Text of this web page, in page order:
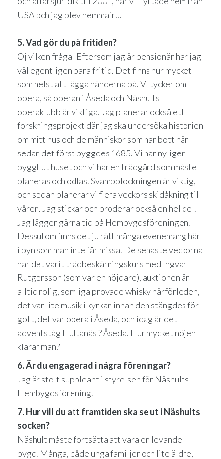
USA och jag blev hemmafru.
5. Vad gör du på fritiden?
Oj vilken fråga! Eftersom jag är pensionär har jag
väl egentligen bara fritid. Det finns hur mycket
som helst att lägga händerna på. Vi tycker om
opera, så operan i Åseda och Näshults
operaklubb är viktiga. Jag planerar också ett
forskningsprojekt där jag ska undersöka historien
om mitt hus och de människor som har bott här
sedan det först byggdes 1685. Vi har nyligen
byggt ut huset och vi har en trädgård som måste
planeras och odlas. Svampplockningen är viktig,
och sedan planerar vi flera veckors skidåkning till
våren. Jag stickar och broderar också en hel del.
Jag lägger gärna tid på Hembygdsföreningen.
Dessutom finns det ju rätt många evenemang här
i byn som man inte får missa. De senaste veckorna
har det varit trädbeskärningskurs med Ingvar
Rutgersson (som var en höjdare), auktionen är
alltid rolig, somliga provade whisky härförleden,
det var lite musik i kyrkan innan den stängdes för
gott, det var opera i Åseda, och idag är det
adventståg Hultanäs ? Åseda. Hur mycket nöjen
klarar man?
6. Är du engagerad i några föreningar?
Jag är stolt suppleant i styrelsen för Näshults
Hembygdsförening.
7. Hur vill du att framtiden ska se ut i Näshults
socken?
Näshult måste fortsätta att vara en levande
bygd. Många, både unga familjer och lite äldre,